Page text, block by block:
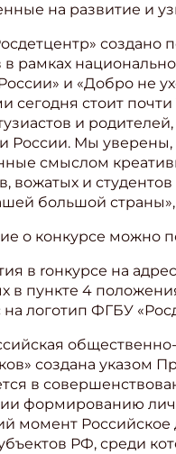
на развитие и
создано
в рамках
и «Добро не
сегодня стоит
и
России. Мы уверены,
смыслом
вожатых и
большой
о конкурсе можно
в rонкурсе на
в пункте 4
на логотип ФГБУ
создана указом
в
формированию
момент Российское
РФ, среди